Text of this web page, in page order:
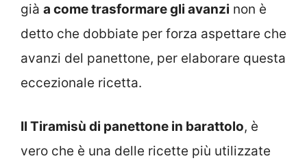
già a come trasformare gli avanzi non è
detto che dobbiate per forza aspettare che
avanzi del panettone, per elaborare questa
eccezionale ricetta.
Il Tiramisù di panettone in barattolo, è
vero che è una delle ricette più utilizzate